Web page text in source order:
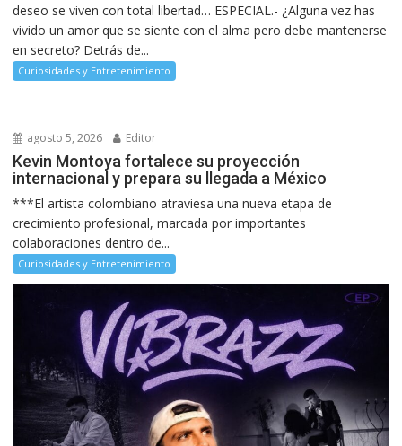
deseo se viven con total libertad… ESPECIAL.- ¿Alguna vez has
vivido un amor que se siente con el alma pero debe mantenerse
en secreto? Detrás de...
Curiosidades y Entretenimiento
agosto 5, 2026 Editor
Kevin Montoya fortalece su proyección
internacional y prepara su llegada a México
***El artista colombiano atraviesa una nueva etapa de
crecimiento profesional, marcada por importantes
colaboraciones dentro de...
Curiosidades y Entretenimiento